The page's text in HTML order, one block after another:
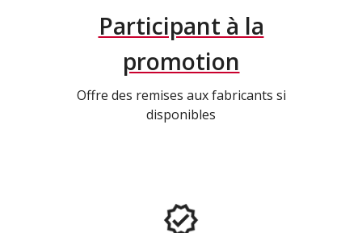
Participant à la
promotion
Offre des remises aux fabricants si
disponibles